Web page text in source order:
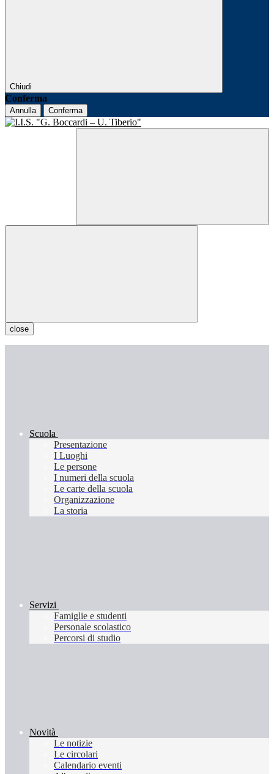
Chiudi
Conferma
Annulla Conferma
close
Scuola
Presentazione
I Luoghi
Le persone
I numeri della scuola
Le carte della scuola
Organizzazione
La storia
Servizi
Famiglie e studenti
Personale scolastico
Percorsi di studio
Novità
Le notizie
Le circolari
Calendario eventi